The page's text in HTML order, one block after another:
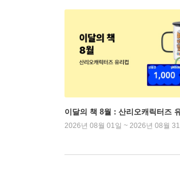
이달의 책 8월 : 산리오캐릭터즈
2026년 08월 01일 ~ 2026년 08월 31